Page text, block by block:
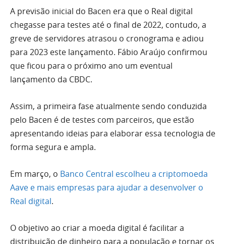
A previsão inicial do Bacen era que o Real digital
chegasse para testes até o final de 2022, contudo, a
greve de servidores atrasou o cronograma e adiou
para 2023 este lançamento. Fábio Araújo confirmou
que ficou para o próximo ano um eventual
lançamento da CBDC.
Assim, a primeira fase atualmente sendo conduzida
pelo Bacen é de testes com parceiros, que estão
apresentando ideias para elaborar essa tecnologia de
forma segura e ampla.
Em março, o Banco Central escolheu a criptomoeda
Aave e mais empresas para ajudar a desenvolver o
Real digital.
O objetivo ao criar a moeda digital é facilitar a
distribuição de dinheiro para a população e tornar os